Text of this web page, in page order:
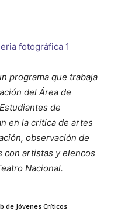
fotográfica 1
programa que trabaja
del Área de
de
en la crítica de artes
observación de
con artistas y elencos
Nacional.
de Jóvenes Críticos